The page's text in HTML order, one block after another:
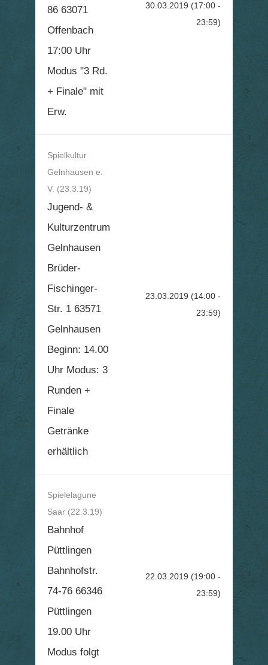
86 63071
Offenbach
17:00 Uhr
Modus "3 Rd.
+ Finale" mit
Erw.
30.03.2019 (17:00 -
23:59)
Spielkultur
Gelnhausen e.
V. (23.3.19)
Jugend- &
Kulturzentrum
Gelnhausen
Brüder-
Fischinger-
Str. 1 63571
Gelnhausen
Beginn: 14.00
Uhr Modus: 3
Runden +
Finale
Getränke
erhältlich
23.03.2019 (14:00 -
23:59)
Spielelagune
Saar (22.3.19)
Bahnhof
Püttlingen
Bahnhofstr.
74-76 66346
Püttlingen
19.00 Uhr
Modus folgt
22.03.2019 (19:00 -
23:59)